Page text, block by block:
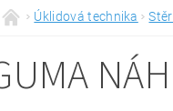
SOUHLASÍM SE
Úklidová technika